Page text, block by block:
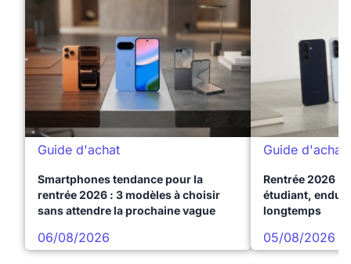
Guide d'achat
Smartphones tendance pour la
rentrée 2026 : 3 modèles à choisir
sans attendre la prochaine vague
06/08/2026
Guide d'achat
Rentrée 2026 :
étudiant,
longtemps
05/08/2026